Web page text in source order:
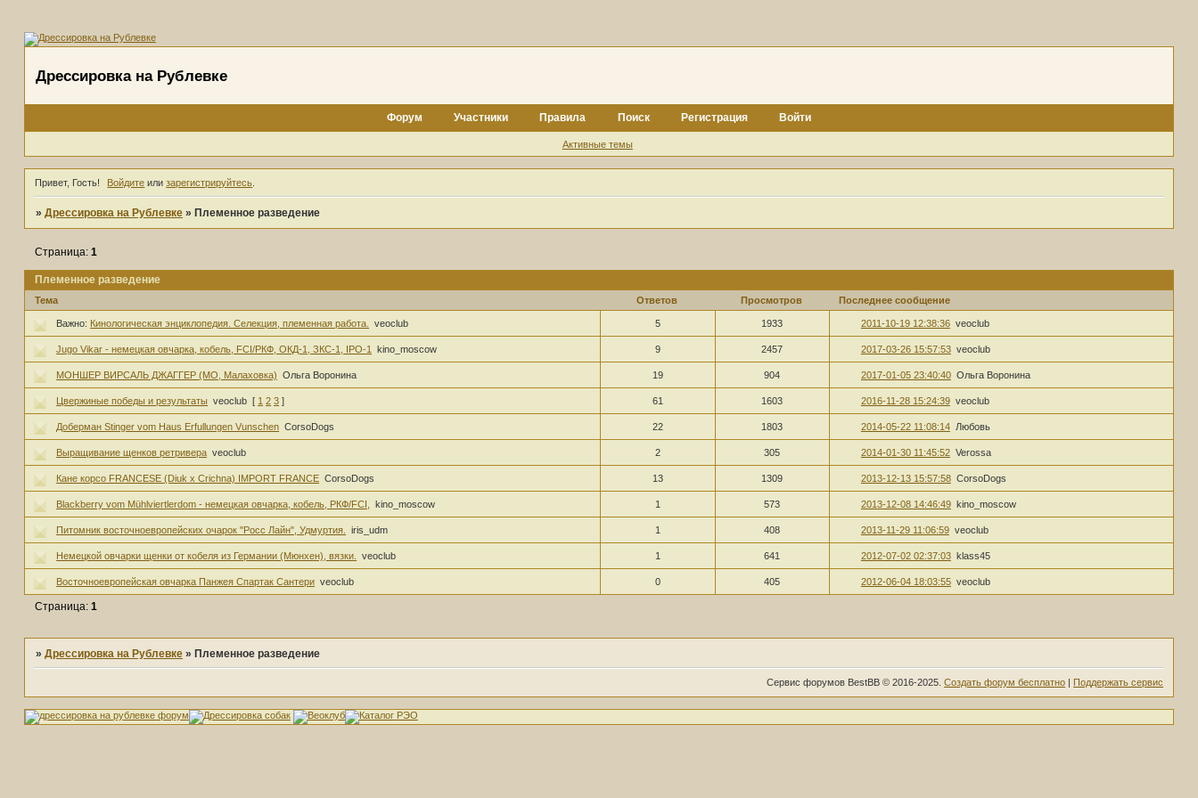
Дрессировка на Рублевке
Форум Участники Правила Поиск Регистрация Войти
Активные темы
Привет, Гость! Войдите илизарегистрируйтесь
» Дрессировка на Рублевке » Племенное разведение
Племенное разведение
Страница: 1
Тема Ответов Просмотров Последнее сообщение
Важно: Кинологическая энциклопедия. Селекция, племенная работа. veoclub 5 1933 2011-10-19 12:38:36 veoclub
Jugo Vikar - немецкая овчарка, кобель, FCI/РКФ, ОКД-1, ЗКС-1, IPO-1 kino_moscow 9 2457 2017-03-26 15:57:53 veoclub
МОНШЕР ВИРСАЛЬ ДЖАГГЕР (МО, Малаховка) Ольга Воронина 19 904 2017-01-05 23:40:40 Ольга Воронина
Цвержиные победы и результаты veoclub [ 1 2 3 ] 61 1603 2016-11-28 15:24:39 veoclub
Доберман Stinger vom Haus Erfullungen Vunschen CorsoDogs 22 1803 2014-05-22 11:08:14 Любовь
Выращивание щенков ретривера veoclub 2 305 2014-01-30 11:45:52 Verossa
Кане корсо FRANCESE (Diuk х Crichna) IMPORT FRANCE CorsoDogs 13 1309 2013-12-13 15:57:58 CorsoDogs
Blackberry vom Mühlviertlerdom - немецкая овчарка, кобель, РКФ/FCI, kino_moscow 1 573 2013-12-08 14:46:49 kino_moscow
Питомник восточноевропейских очарок "Росс Лайн", Удмуртия. iris_udm 1 408 2013-11-29 11:06:59 veoclub
Немецкой овчарки щенки от кобеля из Германии (Мюнхен), вязки. veoclub 1 641 2012-07-02 02:37:03 klass45
Восточноевропейская овчарка Панжея Спартак Сантери veoclub 0 405 2012-06-04 18:03:55 veoclub
Страница: 1
» Дрессировка на Рублевке » Племенное разведение
Сервис форумов BestBB © 2016-2025.Создать форум бесплатно | Поддержать сервис